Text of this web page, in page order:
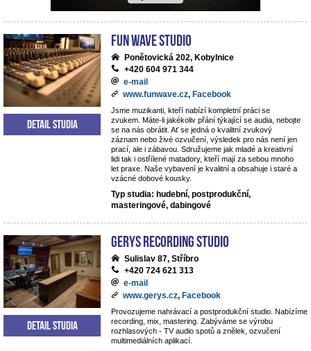
Fun Wave Studio
Ponětovická 202, Kobylnice
+420 604 971 344
e-mail
www.funwave.cz, Facebook
Jsme muzikanti, kteří nabízí kompletní práci se
zvukem. Máte-li jakékoliv přání týkající se audia, nebojte
se na nás obrátit. Ať se jedná o kvalitní zvukový
záznam nebo živé ozvučení, výsledek pro nás není jen
prací, ale i zábavou. Sdružujeme jak mladé a kreativní
lidi tak i ostřílené matadory, kteří mají za sebou mnoho
let praxe. Naše vybavení je kvalitní a obsahuje i staré a
vzácné dobové kousky.
Typ studia: hudební, postprodukční,
masteringové, dabingové
Detail studia
Gerys Recording Studio
Sulislav 87, Stříbro
+420 724 621 313
e-mail
www.gerys.cz, Facebook
Provozujeme nahrávací a postprodukční studio. Nabízíme
recording, mix, mastering. Zabýváme se výrobu
rozhlasových - TV audio spotů a znělek, ozvučení
multimediálních aplikací.
Detail studia